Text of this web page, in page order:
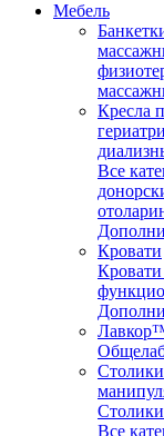
Мебель
Кресла
Все
Кровати
Столики
Столики
Все